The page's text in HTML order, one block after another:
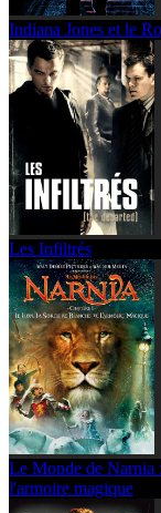
Indiana Jones et le
Les Infiltrés
Le Monde de Narnia
l'armoire magique